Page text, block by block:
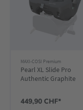
MAXI-COSI Premium
Pearl XL Slide Pro
Authentic Graphite
449,90 CHF*